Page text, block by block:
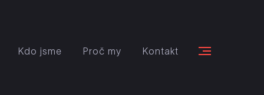
Kdo jsme Proč my Kontakt